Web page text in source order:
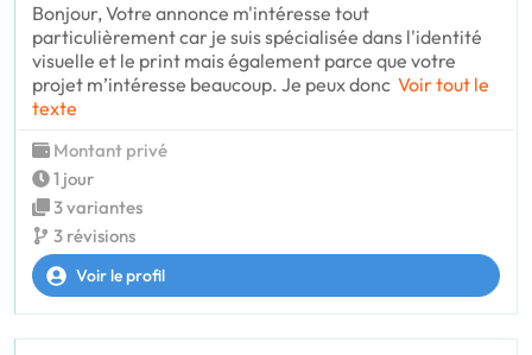
Bonjour, Votre annonce m'intéresse tout
particulièrement car je suis spécialisée dans l'identité
visuelle et le print mais également parce que votre
projet m’intéresse beaucoup. Je peux donc Voir tout le
texte
Montant privé
1 jour
3 variantes
3 révisions
Voir le profil